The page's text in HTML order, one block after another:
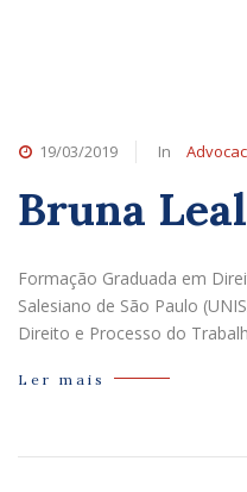
19/03/2019 In
Bruna
Formação Graduada em
Salesiano de São Paulo
Direito e Processo do
Ler mais